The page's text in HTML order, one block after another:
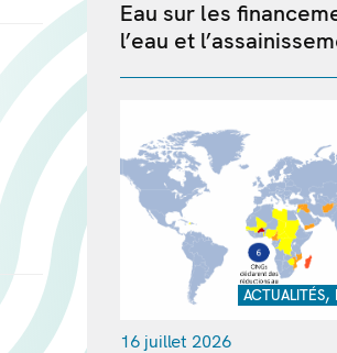
Eau sur les
l’eau et
ACTUALITÉS,
16 juillet 2026